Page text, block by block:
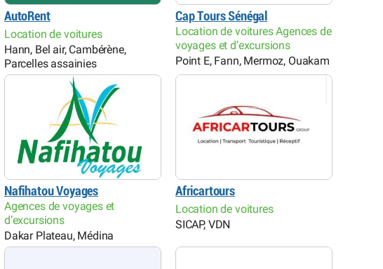
AutoRent
Location de voitures
Hann, Bel air, Cambérène,
Parcelles assainies
Cap Tours Sénégal
Location de voitures Agences de
voyages et d’excursions
Point E, Fann, Mermoz, Ouakam
Nafihatou Voyages
Agences de voyages et
d’excursions
Dakar Plateau, Médina
Africartours
Location de voitures
SICAP, VDN